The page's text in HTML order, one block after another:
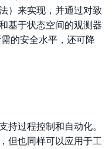
）来实现，并通过对致
基于状态空间的观测器
的安全水平，还可降
持过程控制和自动化。
但也同样可以应用于工